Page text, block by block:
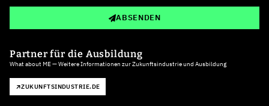
ABSENDEN
Partner für die Ausbildung
What about ME — Weitere Informationen zur Zukunftsindustrie und Ausbildung
ZUKUNFTSINDUSTRIE.DE